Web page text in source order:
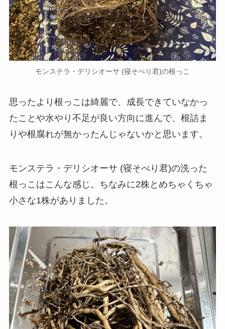
モンステラ・デリシオーサ (寝そべり君)の根っこ
思ったより根っこは綺麗で、成長できていなかっ
たことや水やり不足が良い方向に進んで、根詰ま
りや根腐れが無かったんじゃないかと思います。
モンステラ・デリシオーサ (寝そべり君)の洗った
根っこはこんな感じ。ちなみに2株とめちゃくちゃ
小さな1株がありました。